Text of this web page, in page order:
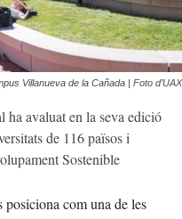
Villanueva de la Cañada | Foto d’UAX
avaluat en la seva edició
de 116 països i
Sostenible
com una de les